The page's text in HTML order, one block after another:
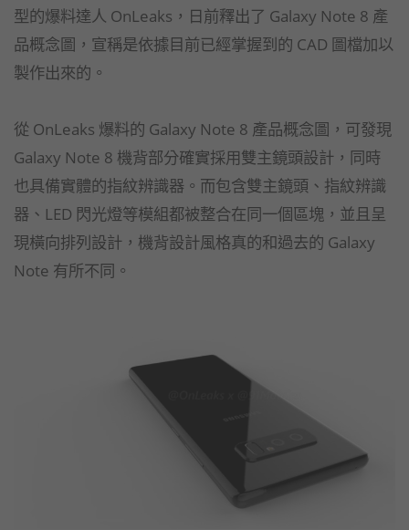
型的爆料達人 OnLeaks，日前釋出了 Galaxy Note 8 產
品概念圖，宣稱是依據目前已經掌握到的 CAD 圖檔加以
製作出來的。
從 OnLeaks 爆料的 Galaxy Note 8 產品概念圖，可發現
Galaxy Note 8 機背部分確實採用雙主鏡頭設計，同時
也具備實體的指紋辨識器。而包含雙主鏡頭、指紋辨識
器、LED 閃光燈等模組都被整合在同一個區塊，並且呈
現橫向排列設計，機背設計風格真的和過去的 Galaxy
Note 有所不同。